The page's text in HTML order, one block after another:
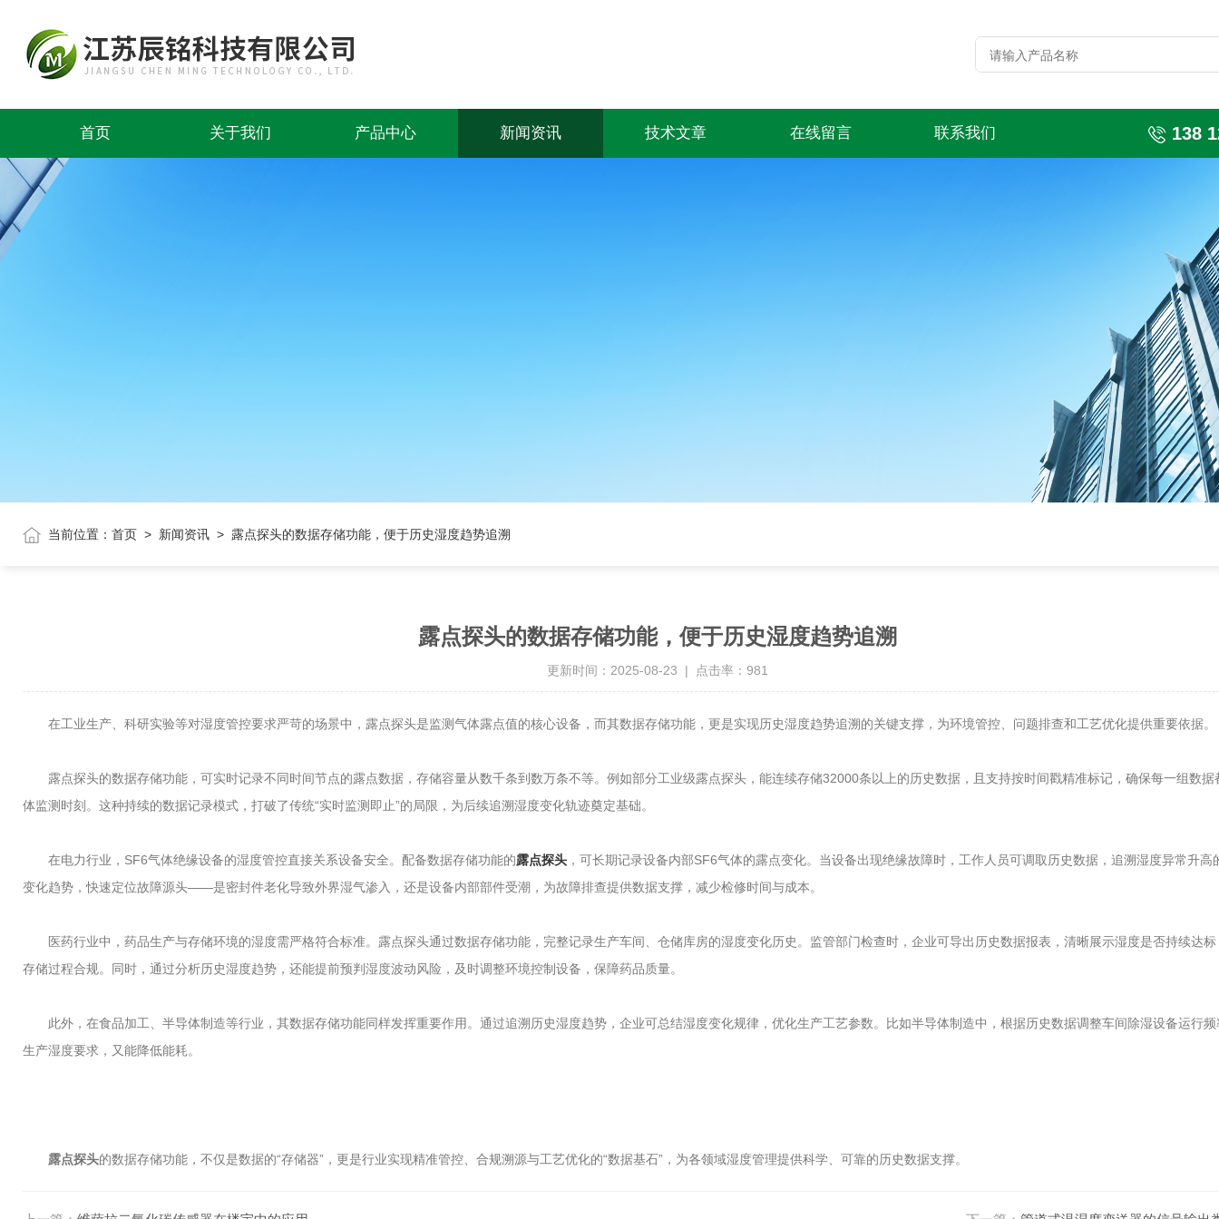
首页 关于我们 产品中心 新闻资讯 技术文章 在线留言 联系我们 138
当前位置： 首页 > 新闻资讯 > 露点探头的数据存储功能，便于历史湿度趋势追溯
露点探头的数据存储功能，便于历史湿度趋势追溯
更新时间：2025-08-23 | 点击率：981
在工业生产、科研实验等对湿度管控要求严苛的场景中，露点探头是监测气体露点值的核心设备，而其数据存储功能，更是实现历史湿度趋势追溯的关键支撑，为环境管控、问题排查和工艺优化提供重要依据。​
露点探头的数据存储功能，可实时记录不同时间节点的露点数据，存储容量从数千条到数万条不等。例如部分工业级露点探头，能连续存储32000条以上的历史数据，且支持按时间戳精准标记，确保每一组数据
体监测时刻。这种持续的数据记录模式，打破了传统“实时监测即止”的局限，为后续追溯湿度变化轨迹奠定基础。​
在电力行业，SF6气体绝缘设备的湿度管控直接关系设备安全。配备数据存储功能的露点探头 ，可长期记录设备内部SF6气体的露点变化。当设备出现绝缘故障时，工作人员可调取历史数据，追溯湿度异常升高
变化趋势，快速定位故障源头——是密封件老化导致外界湿气渗入，还是设备内部部件受潮，为故障排查提供数据支撑，减少检修时间与成本。​
医药行业中，药品生产与存储环境的湿度需严格符合标准。露点探头通过数据存储功能，完整记录生产车间、仓储库房的湿度变化历史。监管部门检查时，企业可导出历史数据报表，清晰展示湿度是否持续达
存储过程合规。同时，通过分析历史湿度趋势，还能提前预判湿度波动风险，及时调整环境控制设备，保障药品质量。​
此外，在食品加工、半导体制造等行业，其数据存储功能同样发挥重要作用。通过追溯历史湿度趋势，企业可总结湿度变化规律，优化生产工艺参数。比如半导体制造中，根据历史数据调整车间除湿设备运行
生产湿度要求，又能降低能耗。​
露点探头的数据存储功能，不仅是数据的“存储器”，更是行业实现精准管控、合规溯源与工艺优化的“数据基石”，为各领域湿度管理提供科学、可靠的历史数据支撑。​